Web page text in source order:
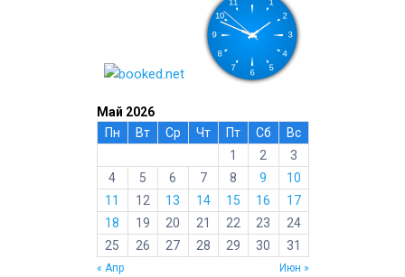
Май 2026
Пн
Вт Ср Чт Пт Сб
Вс
1
2
3
4
5 6 7 8 9
10
11
12 13 14 15 16
17
18
19 20 21 22 23
24
25
26 27 28 29 30 31
« Апр Июн »